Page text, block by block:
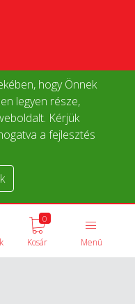
hogy Önnek
legyen része,
Kérjük
a fejlesztés
Menü
0
Kosár